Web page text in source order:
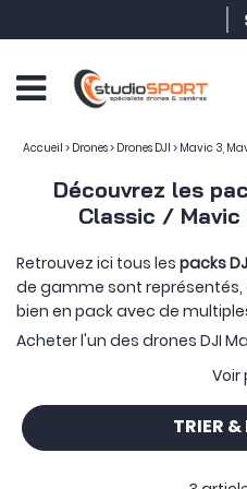
Accueil > Drones> Drones DJI > Mavic 3,
Découvrez les
Classic /
Retrouvez ici tous les packs
de gamme sont représentés,
bien en pack avec de
Acheter l'un des drones DJI
souvent un investissement
aux utilisateurs d'accéder à
facilement. Mais opter pour un
s'assurer d'avoir tous les
son autonomie. Ainsi, vous
Voir
TRIER &